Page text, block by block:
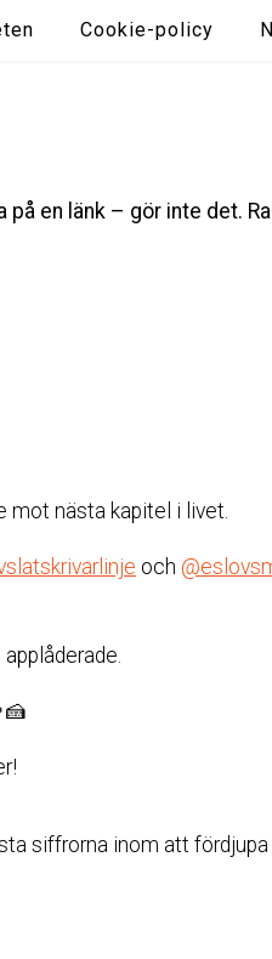
Cookie-policy
en länk – gör inte det.
mot nästa kapitel i livet.
och
siffrorna inom att